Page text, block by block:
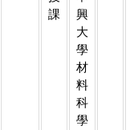
課
興
大
學
材
料
科
學